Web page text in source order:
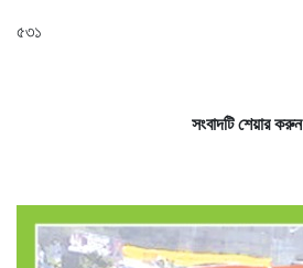
৫৩১
সংবাদটি শেয়ার করুন